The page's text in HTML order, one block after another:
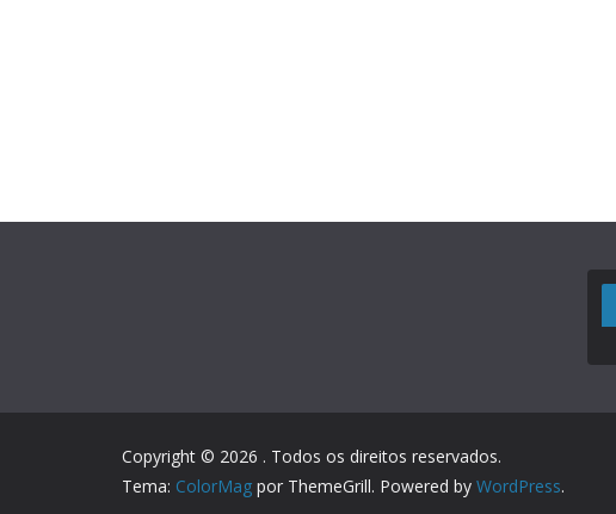
Copyright © 2026 . Todos os direitos reservados.
Tema: ColorMag por ThemeGrill. Powered by WordPress.